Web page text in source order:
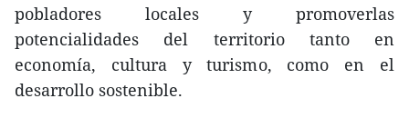
pobladores locales y promoverlas
potencialidades del territorio tanto en
economía, cultura y turismo, como en el
desarrollo sostenible.